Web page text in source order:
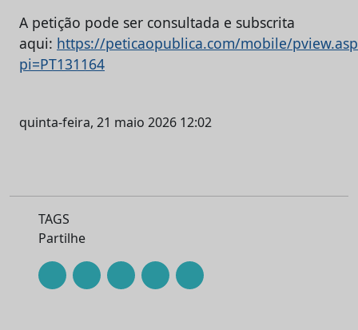
A petição pode ser consultada e subscrita
aqui: https://peticaopublica.com/mobile/
pi=PT131164
quinta-feira, 21 maio 2026 12:02
TAGS
Partilhe